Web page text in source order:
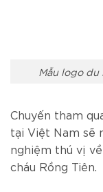
Mẫu logo du
Chuyến tham
tại Việt Nam sẽ
nghiệm thú vị
cháu Rồng Tiên.